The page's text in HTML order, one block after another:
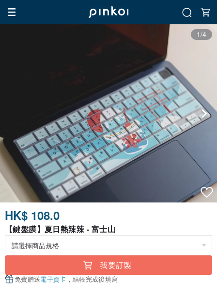
1/4
HK$ 108.0
【鍵盤膜】夏日熱辣辣 - 富士山
我要訂製
免費贈送電子賀卡 ，結帳完成後填寫